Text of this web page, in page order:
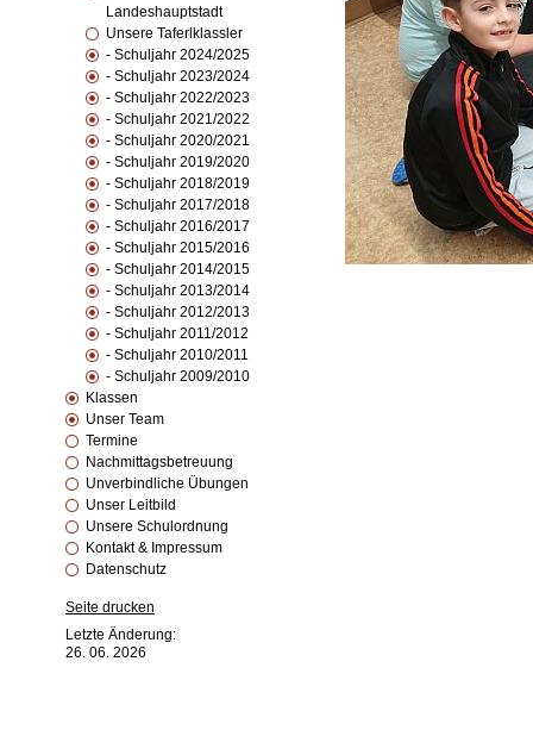
Landeshauptstadt
Unsere Taferlklassler
- Schuljahr 2024/2025
- Schuljahr 2023/2024
- Schuljahr 2022/2023
- Schuljahr 2021/2022
- Schuljahr 2020/2021
- Schuljahr 2019/2020
- Schuljahr 2018/2019
- Schuljahr 2017/2018
- Schuljahr 2016/2017
- Schuljahr 2015/2016
- Schuljahr 2014/2015
- Schuljahr 2013/2014
- Schuljahr 2012/2013
- Schuljahr 2011/2012
- Schuljahr 2010/2011
- Schuljahr 2009/2010
Klassen
Unser Team
Termine
Nachmittagsbetreuung
Unverbindliche Übungen
Unser Leitbild
Unsere Schulordnung
Kontakt & Impressum
Datenschutz
Seite drucken
Letzte Änderung:
26. 06. 2026